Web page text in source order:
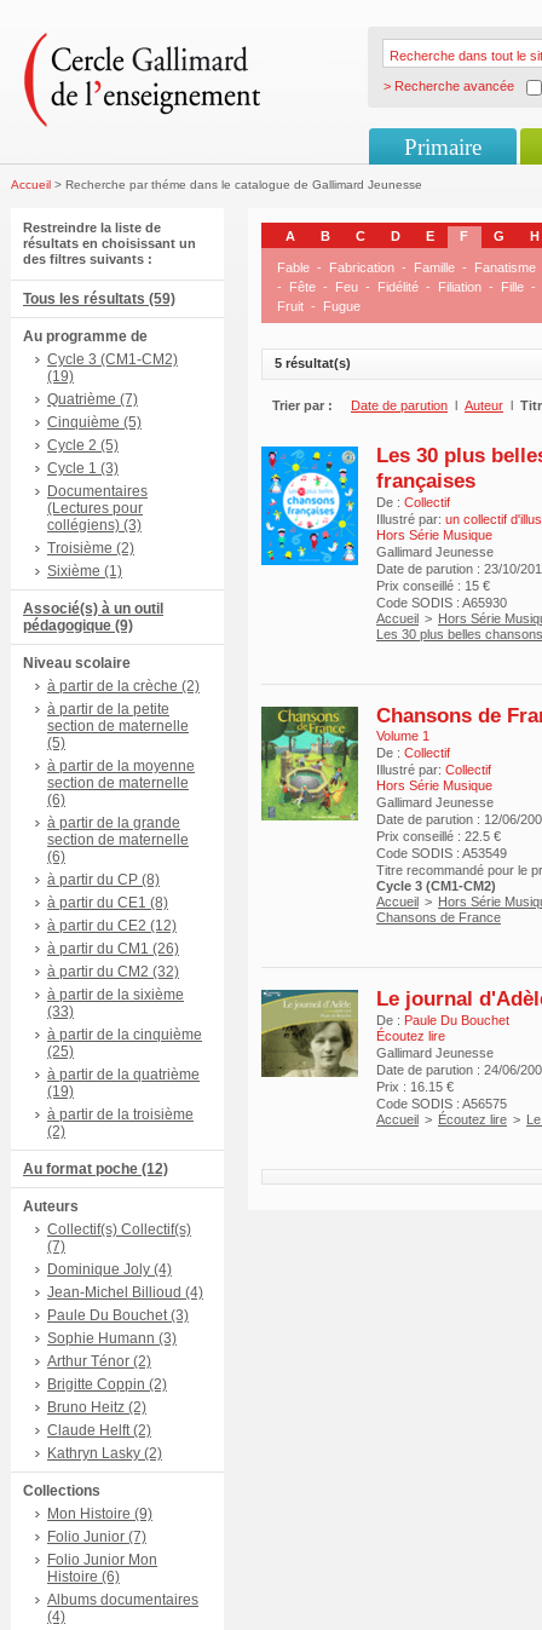
> Recherche avancée
Primaire
Accueil > Recherche par théme dans le catalogue de Gallimard Jeunesse
Restreindre la liste de
résultats en choisissant un
des filtres suivants :
Tous les résultats (59)
Au programme de
Cycle 3 (CM1-CM2)
(19)
Quatrième (7)
Cinquième (5)
Cycle 2 (5)
Cycle 1 (3)
Documentaires
(Lectures pour
collégiens) (3)
Troisième (2)
Sixième (1)
Associé(s) à un outil
pédagogique (9)
Niveau scolaire
à partir de la crèche (2)
à partir de la petite
section de maternelle
(5)
à partir de la moyenne
section de maternelle
(6)
à partir de la grande
section de maternelle
(6)
à partir du CP (8)
à partir du CE1 (8)
à partir du CE2 (12)
à partir du CM1 (26)
à partir du CM2 (32)
à partir de la sixième
(33)
à partir de la cinquième
(25)
à partir de la quatrième
(19)
à partir de la troisième
(2)
Au format poche (12)
Auteurs
Collectif(s) Collectif(s)
(7)
Dominique Joly (4)
Jean-Michel Billioud (4)
Paule Du Bouchet (3)
Sophie Humann (3)
Arthur Ténor (2)
Brigitte Coppin (2)
Bruno Heitz (2)
Claude Helft (2)
Kathryn Lasky (2)
Collections
Mon Histoire (9)
Folio Junior (7)
Folio Junior Mon
Histoire (6)
Albums documentaires
(4)
A B C D E F G H
Fable - Fabrication - Famille -
Fanatisme
-
Fête - Feu - Fidélité - Filiation - Fille -
Fruit - Fugue
5 résultat(s)
Trier par : Date de parution l Auteur l
Les 30 plus
françaises
De : Collectif
Illustré par: un collectif
Hors Série Musique
Gallimard Jeunesse
Date de parution : 23/10/
Prix conseillé : 15 €
Code SODIS : A65930
Accueil > Hors Série
Les 30 plus belles
Chansons de
Volume 1
De : Collectif
Illustré par: Collectif
Hors Série Musique
Gallimard Jeunesse
Date de parution : 12/06/
Prix conseillé : 22.5 €
Code SODIS : A53549
Titre recommandé pour le
Cycle 3 (CM1-CM2)
Accueil > Hors Série
Chansons de France
Le journal
De : Paule Du Bouchet
Écoutez lire
Gallimard Jeunesse
Date de parution : 24/06/
Prix : 16.15 €
Code SODIS : A56575
Accueil > Écoutez lire >